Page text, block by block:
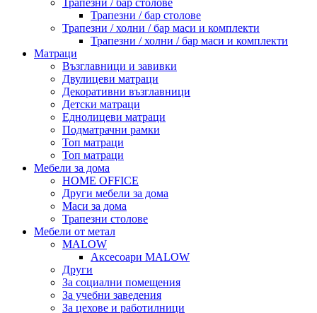
Трапезни / бар столове
Трапезни / бар столове
Трапезни / холни / бар маси и комплекти
Трапезни / холни / бар маси и комплекти
Матраци
Възглавници и завивки
Двулицеви матраци
Декоративни възглавници
Детски матраци
Еднолицеви матраци
Подматрачни рамки
Топ матраци
Топ матраци
Мебели за дома
HOME OFFICE
Други мебели за дома
Маси за дома
Трапезни столове
Мебели от метал
MALOW
Аксесоари MALOW
Други
За социални помещения
За учебни заведения
За цехове и работилници